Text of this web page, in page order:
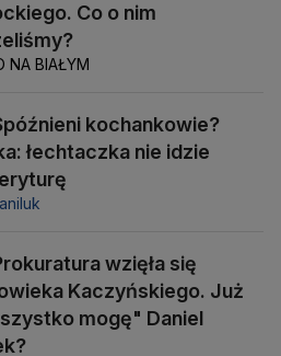
Co o nim
NA BIAŁYM
kochankowie?
łechtaczka nie idzie
wzięła się
Kaczyńskiego. Już
mogę" Daniel